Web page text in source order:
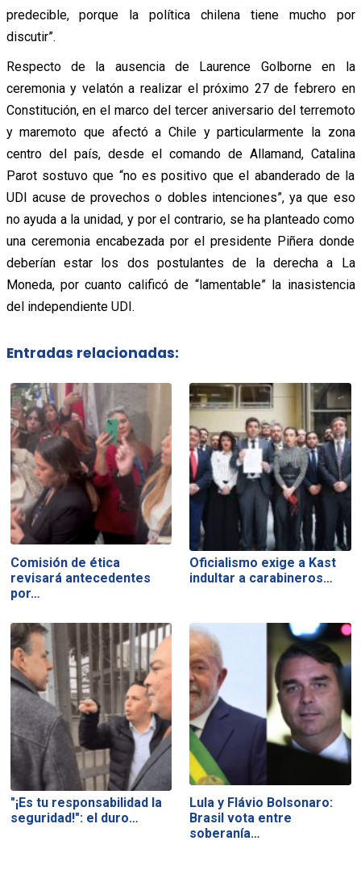
predecible, porque la política chilena tiene mucho por
discutir”.
Respecto de la ausencia de Laurence Golborne en la
ceremonia y velatón a realizar el próximo 27 de febrero en
Constitución, en el marco del tercer aniversario del terremoto
y maremoto que afectó a Chile y particularmente la zona
centro del país, desde el comando de Allamand, Catalina
Parot sostuvo que “no es positivo que el abanderado de la
UDI acuse de provechos o dobles intenciones”, ya que eso
no ayuda a la unidad, y por el contrario, se ha planteado como
una ceremonia encabezada por el presidente Piñera donde
deberían estar los dos postulantes de la derecha a La
Moneda, por cuanto calificó de “lamentable” la inasistencia
del independiente UDI.
Entradas relacionadas:
Comisión de ética
revisará antecedentes
por…
Oficialismo exige a Kast
indultar a carabineros…
"¡Es tu responsabilidad la
seguridad!": el duro…
Lula y Flávio Bolsonaro:
Brasil vota entre
soberanía…